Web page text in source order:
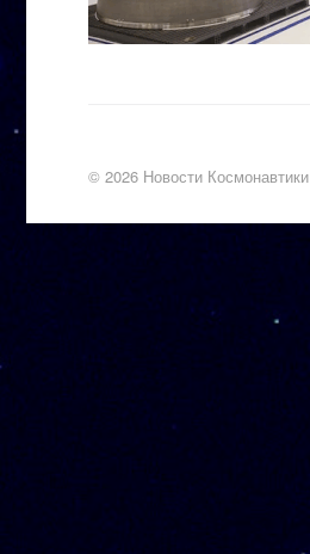
© 2026 Новости Космонавтики